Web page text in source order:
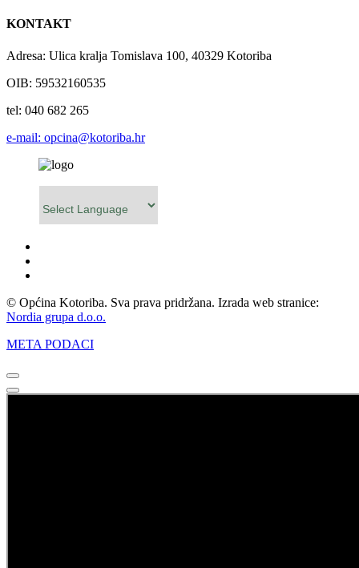
KONTAKT
Adresa: Ulica kralja Tomislava 100, 40329 Kotoriba
OIB: 59532160535
tel: 040 682 265
e-mail: opcina@kotoriba.hr
© Općina Kotoriba. Sva prava pridržana. Izrada web stranice:
Nordia grupa d.o.o.
META PODACI